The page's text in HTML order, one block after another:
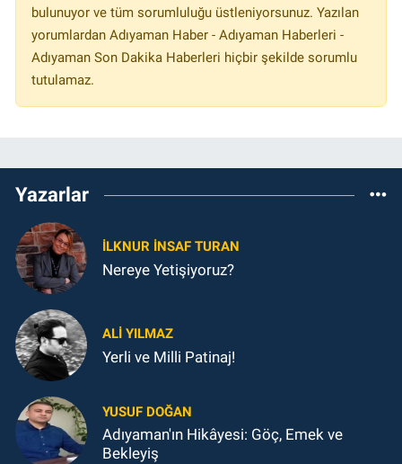
bulunuyor ve tüm sorumluluğu üstleniyorsunuz. Yazılan
yorumlardan Adıyaman Haber - Adıyaman Haberleri -
Adıyaman Son Dakika Haberleri hiçbir şekilde sorumlu
tutulamaz.
Yazarlar
İLKNUR İNSAF TURAN
Nereye Yetişiyoruz?
ALI YILMAZ
Yerli ve Milli Patinaj!
YUSUF DOĞAN
Adıyaman'ın Hikâyesi: Göç, Emek ve
Bekleyiş